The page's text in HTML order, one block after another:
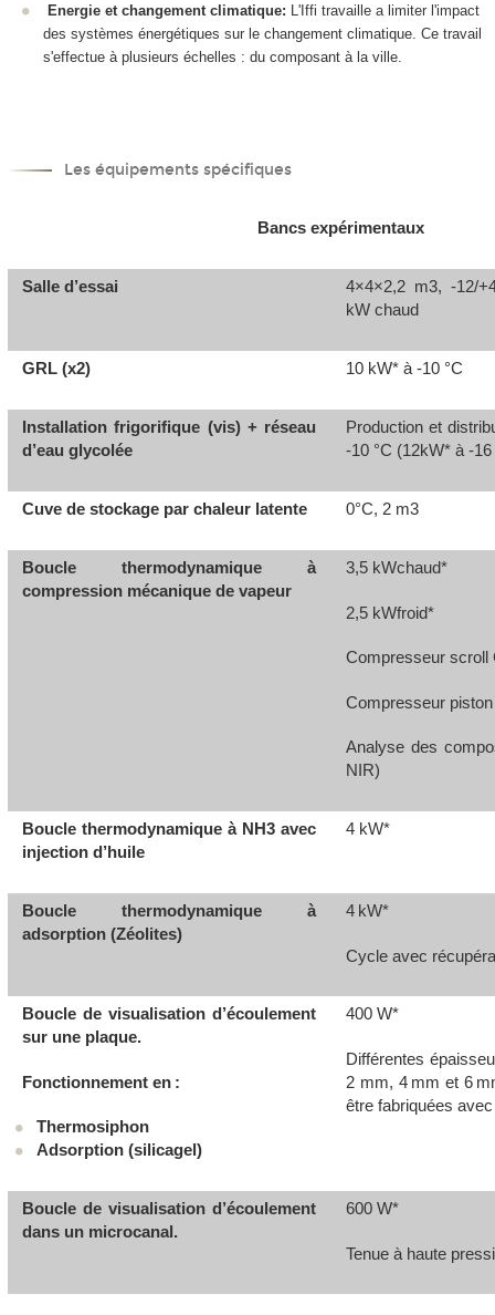
Energie et changement climatique:
L'Iffi travaille a limiter l'impact
des systèmes énergétiques sur le changement climatique. Ce travail
s'effectue à plusieurs échelles : du composant à la ville.
Les équipements spécifiques
Bancs expérimentaux
Salle d’essai
4×4×2,2 m3, -12/
kW chaud
GRL (x2) 10 kW* à -10 °C
Installation frigorifique (vis) + réseau
d’eau glycolée
Production et
‑10 °C (12kW* à -16
Cuve de stockage par chaleur latente 0°C, 2 m3
Boucle thermodynamique à
compression mécanique de vapeur
3,5 kWchaud*
2,5 kWfroid*
Compresseur scroll
Compresseur
Analyse des
NIR)
Boucle thermodynamique à NH3avec
injection d’huile
4 kW*
Boucle thermodynamique à
adsorption (Zéolites)
4 kW*
Cycle avec
Boucle de visualisation d’écoulement
sur une plaque.
Fonctionnement en :
Thermosiphon
Adsorption (silicagel)
400 W*
Différentes
2 mm, 4 mm et 6
être fabriquées
Boucle de visualisation d’écoulement
dans un microcanal.
600 W*
Tenue à haute